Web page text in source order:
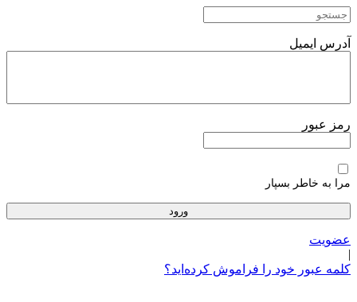
پرش
محتوا
آدرس ایمیل
رمز عبور
مرا به خاطر بسپار
عضویت
|
کلمه عبور خود را فراموش کرده‌اید؟